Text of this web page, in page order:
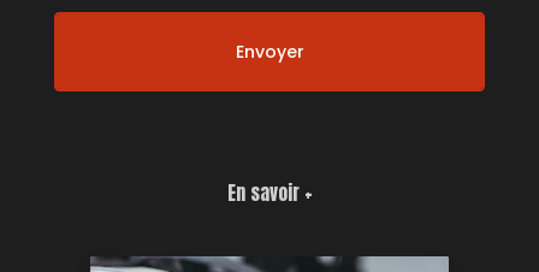
En savoir +